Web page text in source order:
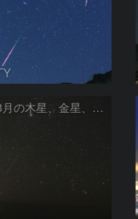
2012年8月の木星、金星、オリオン